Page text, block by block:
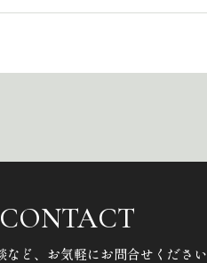
CONTACT
ど、 お気軽にお問合せください